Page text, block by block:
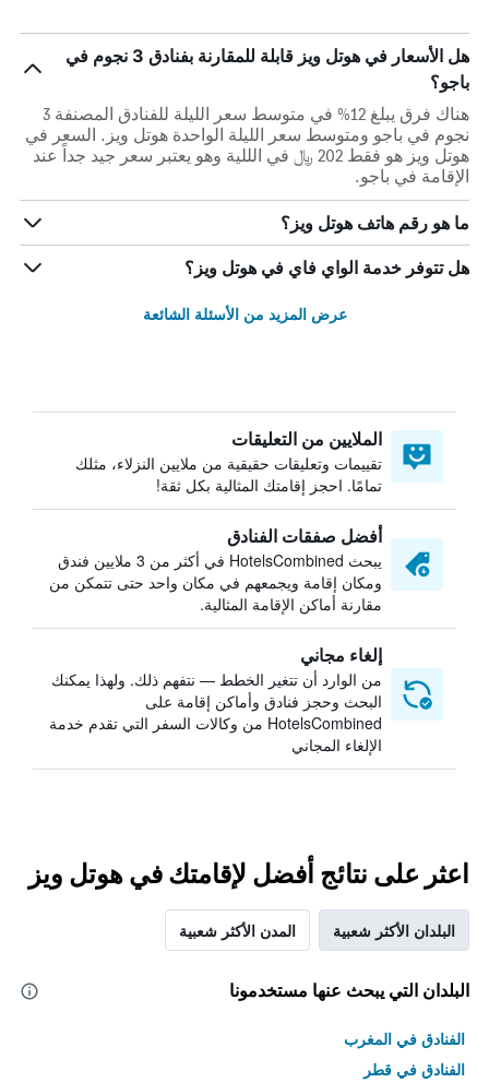
هل الأسعار في هوتل ويز قابلة للمقارنة بفنادق 3 نجوم في
باجو؟
هناك فرق يبلغ 12% في متوسط ​​سعر الليلة للفنادق المصنفة 3
نجوم في باجو ومتوسط ​​سعر الليلة الواحدة هوتل ويز. السعر في
هوتل ويز هو فقط 202 ﷼ في الللية وهو يعتبر سعر جيد جداً عند
الإقامة في باجو.
ما هو رقم هاتف هوتل ويز؟
هل تتوفر خدمة الواي فاي في هوتل ويز؟
عرض المزيد من الأسئلة الشائعة
الملايين من التعليقات
تقييمات وتعليقات حقيقية من ملايين النزلاء، مثلك
تمامًا. احجز إقامتك المثالية بكل ثقة!
أفضل صفقات الفنادق
يبحث HotelsCombined في أكثر من 3 ملايين فندق
ومكان إقامة ويجمعهم في مكان واحد حتى تتمكن من
مقارنة أماكن الإقامة المثالية.
إلغاء مجاني
من الوارد أن تتغير الخطط — نتفهم ذلك. ولهذا يمكنك
البحث وحجز فنادق وأماكن إقامة على
HotelsCombined من وكالات السفر التي تقدم خدمة
الإلغاء المجاني
اعثر على نتائج أفضل لإقامتك في هوتل ويز
البلدان الأكثر شعبية المدن الأكثر شعبية
البلدان التي يبحث عنها مستخدمونا
الفنادق في المغرب
الفنادق في قطر